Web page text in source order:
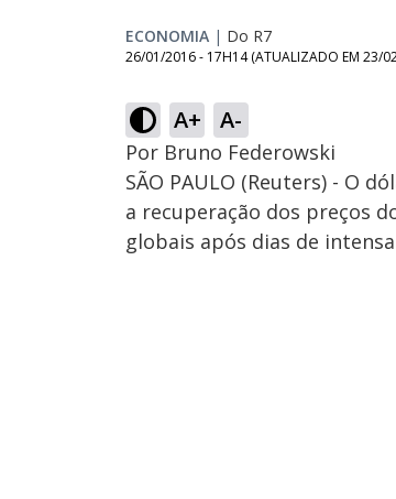
ECONOMIA | Do R7
26/01/2016 - 17H14 (ATUALIZADO EM 23/
A+ A-
Por Bruno Federowski
SÃO PAULO (Reuters) - O
a recuperação dos preços
globais após dias de